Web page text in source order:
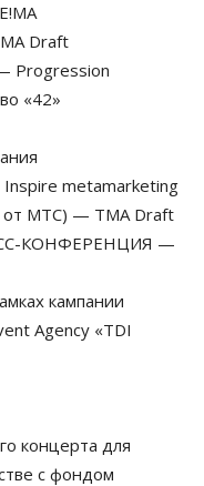
Draft
Progression
«42»
metamarketing
от МТС) — TMA Draft
КОНФЕРЕНЦИЯ —
кампании
Agency «TDI
концерта для
с фондом